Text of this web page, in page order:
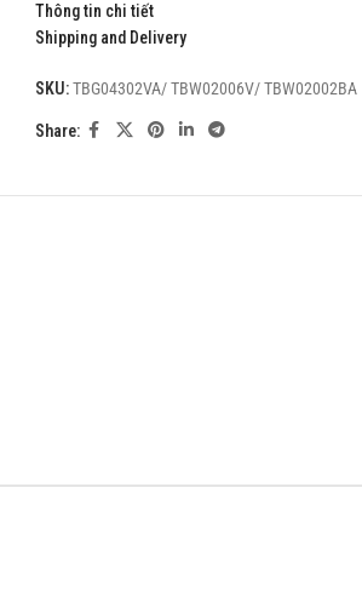
Category description
Infinit scrolling
Load more button
Thông tin chi tiết
Shipping and Delivery
SKU:TBG04302VA/ TBW02006V/ TBW02002BA
Share: